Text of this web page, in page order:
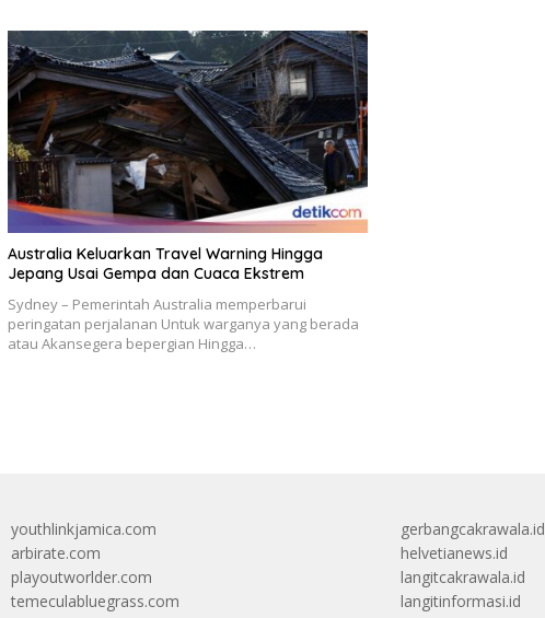
Australia Keluarkan Travel Warning Hingga
Jepang Usai Gempa dan Cuaca Ekstrem
Sydney – Pemerintah Australia memperbarui
peringatan perjalanan Untuk warganya yang berada
atau Akansegera bepergian Hingga…
youthlinkjamica.com
arbirate.com
playoutworlder.com
temeculabluegrass.com
gerbangcakrawala.id
helvetianews.id
langitcakrawala.id
langitinformasi.id